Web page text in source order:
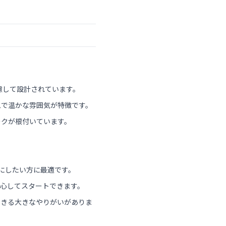
て設計されています。
温かな雰囲気が特徴です。
が根付いています。
たい方に最適です。
てスタートできます。
る大きなやりがいがありま